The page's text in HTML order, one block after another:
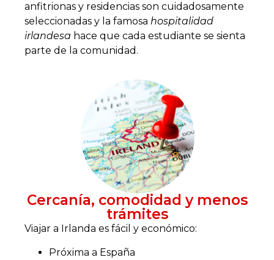
anfitrionas y residencias son cuidadosamente
seleccionadas y la famosa hospitalidad
irlandesa hace que cada estudiante se sienta
parte de la comunidad.
Cercanía, comodidad y menos
trámites
Viajar a Irlanda es fácil y económico:
Próxima a España